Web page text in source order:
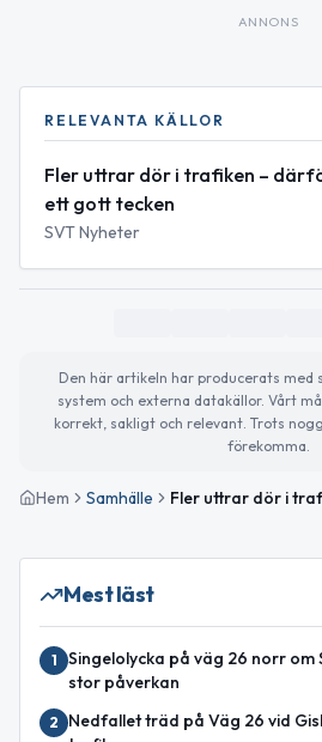
ANNONS
RELEVANTA KÄLLOR
Fler uttrar dör i trafiken –
ett gott tecken
SVT Nyheter
Den här artikeln har producerats med
system och externa datakällor. Vårt
korrekt, sakligt och relevant. Trots
förekomma.
Hem Samhälle
Mest läst
1
Singelolycka på väg 26 norr om
stor påverkan
2
Nedfallet träd på Väg 26 vid